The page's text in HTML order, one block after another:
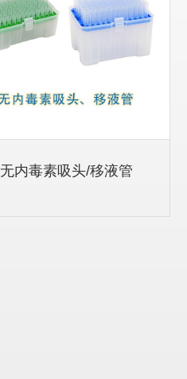
无内毒素吸头/移液管